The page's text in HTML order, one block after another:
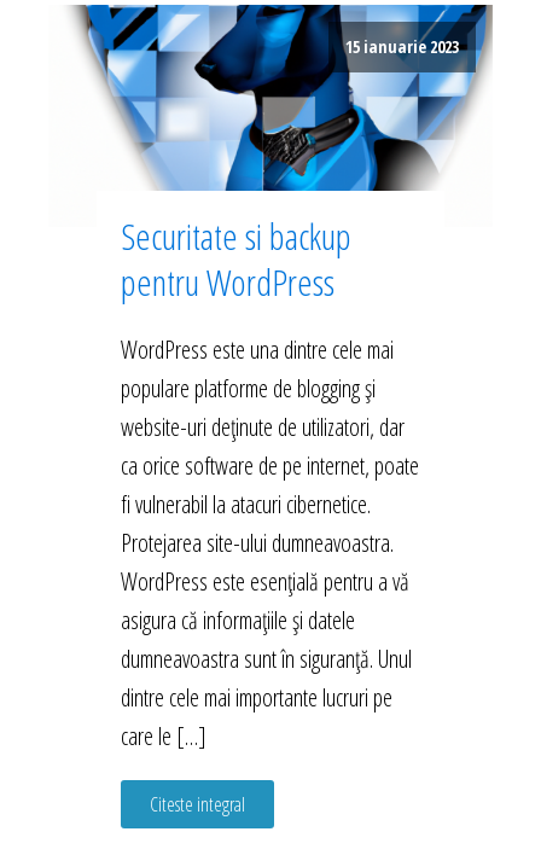
15 ianuarie 2023
Securitate si backup
pentru WordPress
WordPress este una dintre cele mai
populare platforme de blogging și
website-uri deținute de utilizatori, dar
ca orice software de pe internet, poate
fi vulnerabil la atacuri cibernetice.
Protejarea site-ului dumneavoastra.
WordPress este esențială pentru a vă
asigura că informațiile și datele
dumneavoastra sunt în siguranță. Unul
dintre cele mai importante lucruri pe
care le […]
Citeste integral